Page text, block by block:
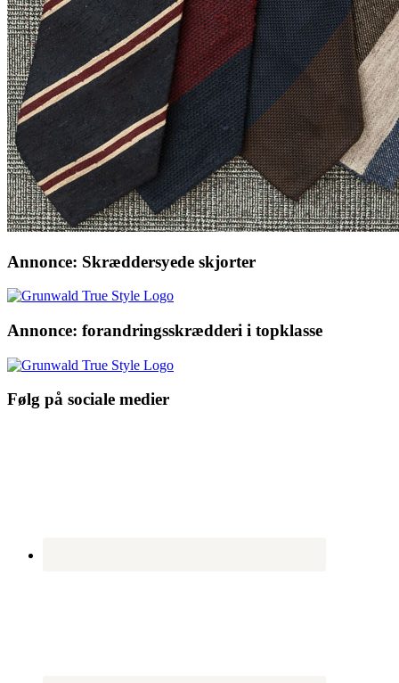
Annonce: Skræddersyede skjorter
Annonce: forandringsskrædderi i topklasse
Følg på sociale medier